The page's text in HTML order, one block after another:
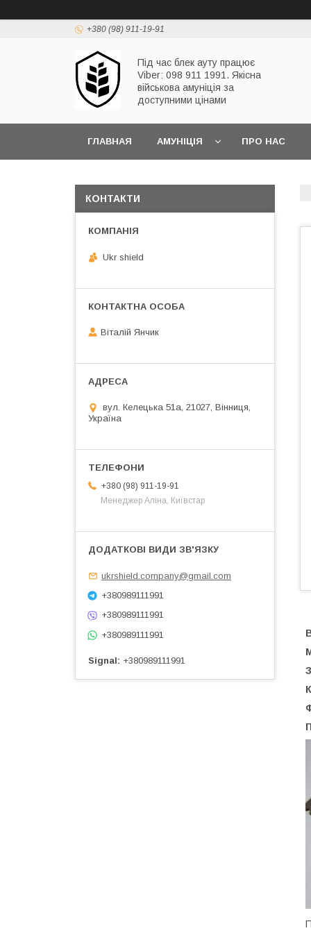
+380 (98) 911-19-91
Під час блек ауту працює
Viber: 098 911 1991. Якісна
військова амуніція за
доступними цінами
ГЛАВНАЯ АМУНІЦІЯ ПРО НАС
КОНТАКТИ
Ukr shield
Віталій Янчик
вул. Келецька 51а, 21027, Вінниця,
Україна
+380 (98) 911-19-91
Менеджер Аліна, Київстар
ukrshield.company@gmail.com
+380989111991
+380989111991
+380989111991
Signal +380989111991